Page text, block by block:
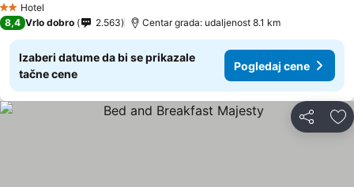
2 Zvezdice
Hotel
8,4 Vrlo dobro 2.563 Centar grada: udaljenost 8.1 km
Izaberi datume da bi se prikazale
tačne cene
Pogledaj cene
Deli